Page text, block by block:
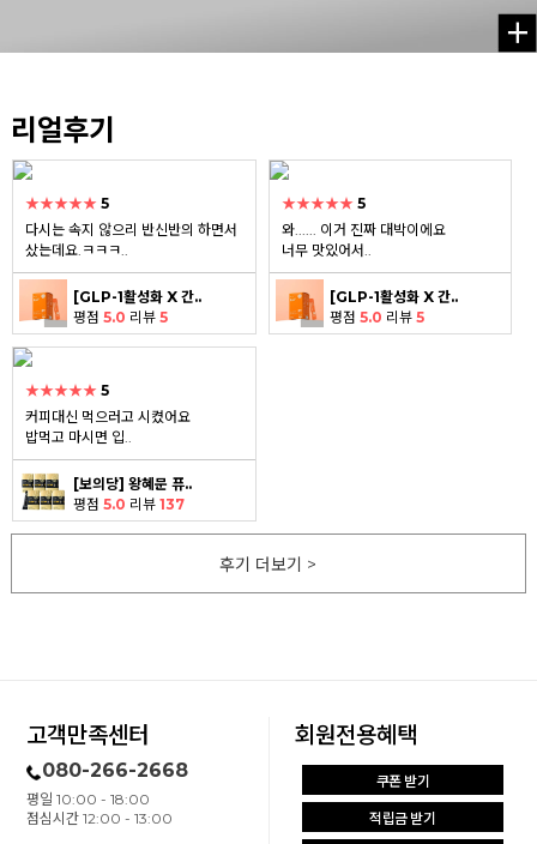
리얼후기
★★★★★ 5
다시는 속지 않으리 반신반의 하면서
샀는데요.ㅋㅋㅋ..
[GLP-1활성화 X 간..
평점 5.0 리뷰 5
★★★★★ 5
와...... 이거 진짜 대박이에요
너무 맛있어서..
[GLP-1활성화 X 간..
평점 5.0 리뷰 5
★★★★★ 5
커피대신 먹으러고 시켰어요
밥먹고 마시면 입..
[보의당] 왕혜문 퓨..
평점 5.0 리뷰 137
후기 더보기 >
고객만족센터
080-266-2668
평일 10:00 - 18:00
점심시간 12:00 - 13:00
회원전용혜택
쿠폰 받기
적립금 받기